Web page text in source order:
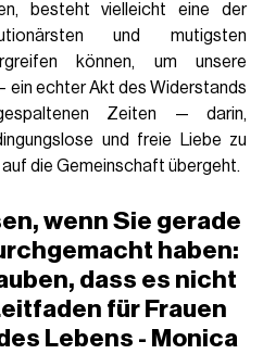
besteht vielleicht eine der
und mutigsten
können, um unsere
ein echter Akt des Widerstands
Zeiten — darin,
und freie Liebe zu
die Gemeinschaft übergeht.
wenn Sie gerade
haben:
dass es nicht
für Frauen
Lebens - Monica